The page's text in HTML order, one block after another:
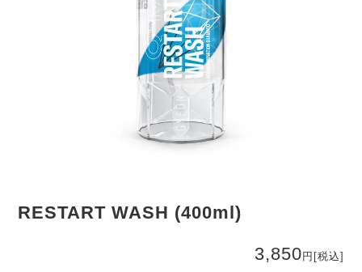
RESTART WASH (400ml)
3,850円 [税込]